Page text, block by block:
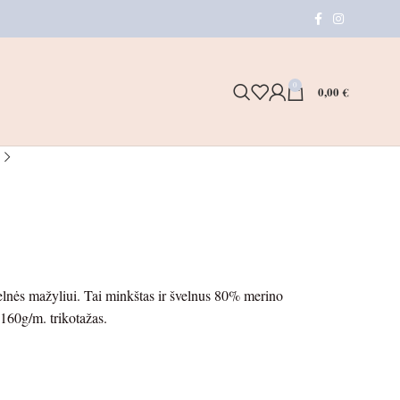
0 0,00€
mažyliui. Tai minkštas ir švelnus 80% merino
m. trikotažas.